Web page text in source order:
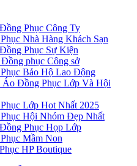
Phục Công Ty
Nhà Hàng Khách Sạn
Phục Sự Kiện
phục Công sở
Bảo Hộ Lao Động
Áo Đồng Phục Lớp Và Hội
Lớp Hot Nhất 2025
Hội Nhóm Đẹp Nhất
Phục Họp Lớp
Mầm Non
HP Boutique